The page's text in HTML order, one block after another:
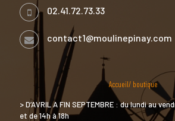
02.41.72.73.33
contact1@moulinepinay.com
Accueil/ boutique
> D’AVRIL A FIN SEPTEMBRE : du lundi au
et de 14h à 18h